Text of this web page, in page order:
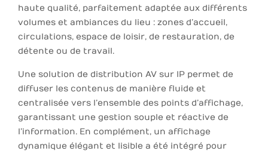
haute qualité, parfaitement adaptée aux différents
volumes et ambiances du lieu : zones d’accueil,
circulations, espace de loisir, de restauration, de
détente ou de travail.
Une solution de distribution AV sur IP permet de
diffuser les contenus de manière fluide et
centralisée vers l’ensemble des points d’affichage,
garantissant une gestion souple et réactive de
l’information. En complément, un affichage
dynamique élégant et lisible a été intégré pour